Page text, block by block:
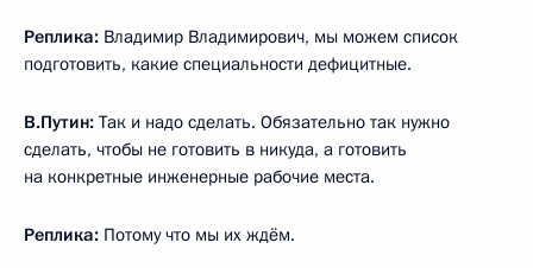
Реплика: Владимир Владимирович, мы можем список
подготовить, какие специальности дефицитные.
В.Путин: Так и надо сделать. Обязательно так нужно
сделать, чтобы не готовить в никуда, а готовить
на конкретные инженерные рабочие места.
Реплика: Потому что мы их ждём.